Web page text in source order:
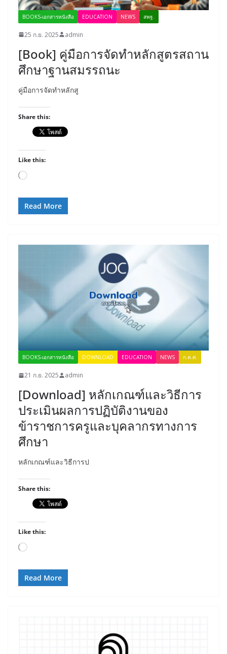
BOOKS-เอกสารหนังสือ EDUCATION NEWS สพฐ.
25 ก.ย. 2025 admin
[Book] คู่มือการจัดทำหลักสูตรสถาน
ศึกษาฐานสมรรถนะ
คู่มือการจัดทำหลักสู
Share this:
Like this:
Loading…
Read More
BOOKS-เอกสารหนังสือ DOWNLOAD EDUCATION NEWS ก.ค.ศ.
21 ก.ย. 2025 admin
[Download] หลักเกณฑ์และวิธีการ
ประเมินผลการปฏิบัติงานของ
ข้าราชการครูและบุคลากรทางการ
ศึกษา
หลักเกณฑ์และวิธีการป
Share this:
Like this:
Loading…
Read More